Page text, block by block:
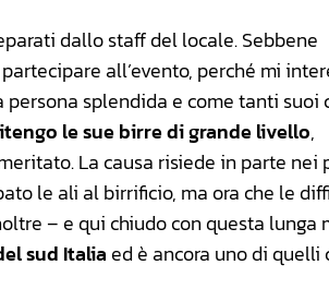
dallo staff del locale. Sebbene
all’evento, perché mi
splendida e come tanti suoi
le sue birre di grande livello,
La causa risiede in parte nei
le ali al birrificio, ma ora che le
– e qui chiudo con questa lunga
sud Italia ed è ancora uno di quelli